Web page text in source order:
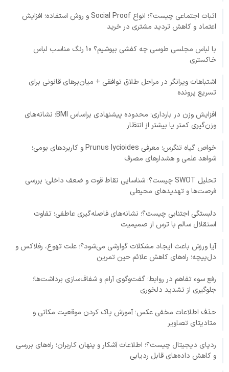
اثبات اجتماعی چیست؟؛ انواع Social Proof و روش استفاده؛ افزایش
اعتماد و کاهش تردید مشتری در خرید
با لباس مجلسی طوسی چه کفشی بپوشیم؟ 10 رنگ مناسب لباس
خاکستری
اشتباهات ویرانگر در مراحل طلاق توافقی + میان‌برهای قانونی برای
تسریع پرونده
افزایش وزن در بارداری؛ محدوده پیشنهادی براساس BMI؛ نشانه‌های
وزن‌گیری کمتر یا بیشتر از انتظار
خواص گیاه تنگرس؛ معرفی Prunus lycioides و کاربردهای بومی؛
شواهد علمی و هشدارهای مصرف
تحلیل SWOT چیست؟؛ شناسایی نقاط قوت و ضعف داخلی؛ بررسی
فرصت‌ها و تهدیدهای محیطی
دلبستگی اجتنابی چیست؟؛ نشانه‌های فاصله‌گیری عاطفی؛ تفاوت
استقلال سالم با ترس از صمیمیت
آیا ورزش باعث ایجاد مشکلات گوارشی می‌شود؟؛ علت تهوع، رفلاکس و
دل‌پیچه؛ راه‌های کاهش علائم حین تمرین
رفع سوء تفاهم در روابط؛ گفت‌وگوی آرام و شفاف‌سازی برداشت‌ها؛
جلوگیری از تشدید دلخوری
حذف اطلاعات مخفی عکس؛ آموزش پاک کردن موقعیت مکانی و
متادیتای تصاویر
ردپای دیجیتال چیست؟؛ اطلاعات آشکار و پنهان کاربران؛ راه‌های بررسی
و کاهش داده‌های قابل ردیابی